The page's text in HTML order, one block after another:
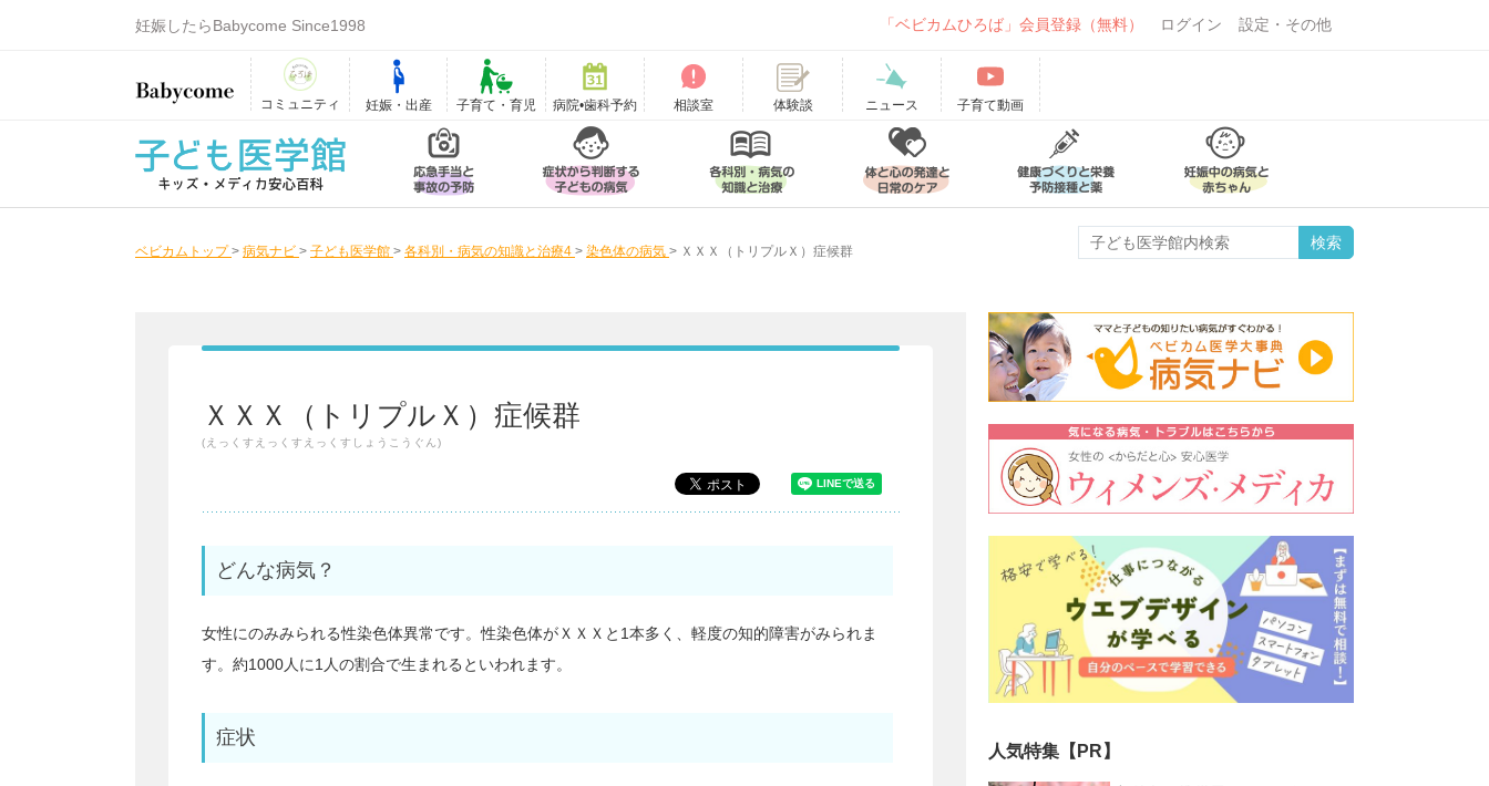
妊娠したらBabycome Since1998 「ベビカムひろば」会員登録（無料） ログイン 設定・その他
コミュニティ 妊娠・出産 子育て・育児 病院•歯科予約 相談室 体験談 ニュース 子育て動画
ベビカムトップ > 病気ナビ > 子ども医学館 > 各科別・病気の知識と治療4 > 染色体の病気 > ＸＸＸ（トリプルＸ）症候群
ＸＸＸ（トリプルＸ）症候群
(えっくすえっくすえっくすしょうこうぐん)
どんな病気？
女性にのみみられる性染色体異常です。性染色体がＸＸＸと1本多く、軽度の知的障害がみられま
す。約1000人に1人の割合で生まれるといわれます。
症状
人気特集【PR】